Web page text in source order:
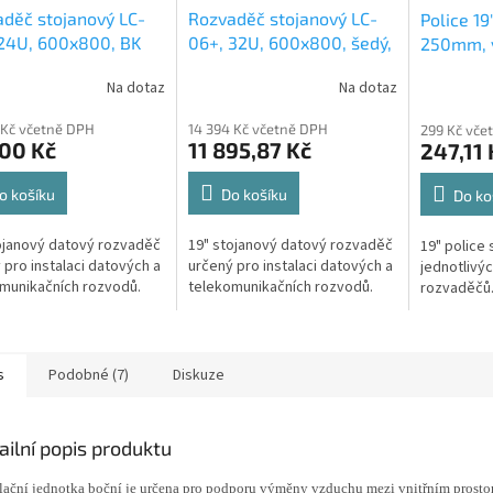
stojanový LC-
600x800, BK
Na dotaz
včetně DPH
Kč
košíku
datový rozvaděč
pro instalaci datových a
rozvodů.
Rozvaděč stojanový LC-
06+, 32U, 600x800, šedý,
Na dotaz
14 394 Kč včetně DPH
11 895,87 Kč
Do košíku
19" stojanový datový rozvaděč
určený pro instalaci datových a
telekomunikačních rozvodů.
Police
250mm,
299 Kč
247,11
Do
19" police
rozvaděčů.
Podobné (7) Diskuze
popis produktu
jednotka boční je určena pro podporu výměny vzduchu mezi vnitřním